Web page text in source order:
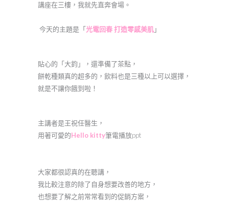
講座在三樓，我就先直奔會場。
今天的主題是「光電回春 打造零感美肌」
貼心的「大鈞」，還準備了茶點，
餅乾種類真的超多的，飲料也是三種以上可以選擇，
就是不讓你餓到啦！
主講者是王祝任醫生，
用著可愛的Hello kitty筆電播放ppt
大家都很認真的在聽講，
我比較注意的除了自身想要改善的地方，
也想要了解之前常常看到的促銷方案，